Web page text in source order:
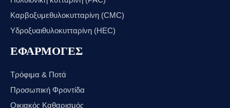
Καρβοξυμεθυλοκυτταρίνη (CMC)
Υδροξυαιθυλοκυτταρίνη (HEC)
ΕΦΑΡΜΟΓΕΣ
Τρόφιμα & Ποτά
Προσωπική Φροντίδα
Οικιακός Καθαρισμός